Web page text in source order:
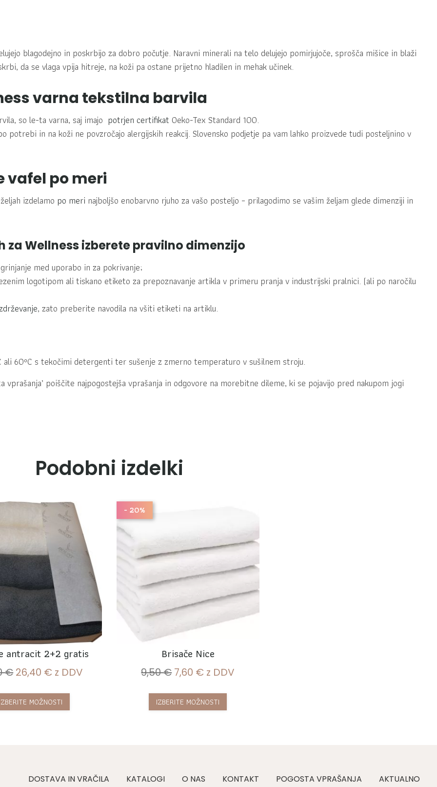
blagodejno in poskrbijo za dobro počutje. Naravni minerali na telo delujejo pomirjujoče, sprošča mišice in blaži
da se vlaga vpija hitreje, na koži pa ostane prijetno hladilen in mehak učinek.
varna tekstilna barvila
so le-ta varna, saj imajo potrjen certifikat Oeko-Tex Standard 100.
potrebi in na koži ne povzročajo alergijskih reakcij. Slovensko podjetje pa vam lahko proizvede tudi posteljnino v
vafel po meri
izdelamo po meri najboljšo enobarvno rjuho za vašo posteljo – prilagodimo se vašim željam glede dimenziji in
za Wellness izberete pravilno dimenzijo
med uporabo in za pokrivanje;
logotipom ali tiskano etiketo za prepoznavanje artikla v primeru pranja v industrijski pralnici. (ali po naročilu
, zato preberite navodila na všiti etiketi na artiklu.
60ºC s tekočimi detergenti ter sušenje z zmerno temperaturo v sušilnem stroju.
vprašanja’ poiščite najpogostejša vprašanja in odgovore na morebitne dileme, ki se pojavijo pred nakupom jogi
Podobni izdelki
antracit 2+2 gratis
€ 26,40 € z DDV
MOŽNOSTI
- 20%
Brisače Nice
9,50€ 7,60 € z DDV
IZBERITE MOŽNOSTI
AKTUALNO
POGOSTA VPRAŠANJA
KONTAKT
O NAS
KATALOGI
DOSTAVA IN VRAČILA